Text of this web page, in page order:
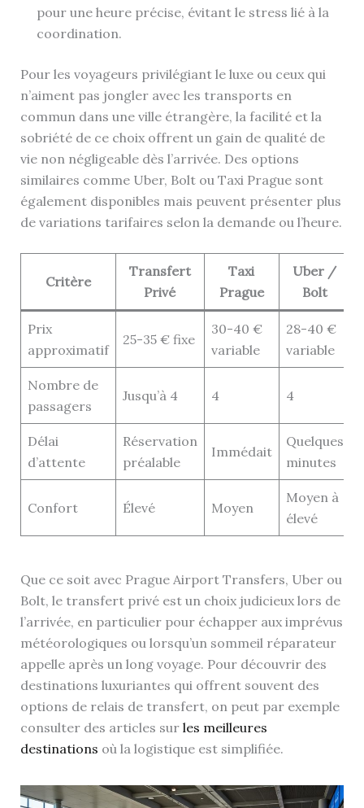
pour une heure précise, évitant le stress lié à la
coordination.
Pour les voyageurs privilégiant le luxe ou ceux qui
n’aiment pas jongler avec les transports en
commun dans une ville étrangère, la facilité et la
sobriété de ce choix offrent un gain de qualité de
vie non négligeable dès l’arrivée. Des options
similaires comme Uber, Bolt ou Taxi Prague sont
également disponibles mais peuvent présenter plus
de variations tarifaires selon la demande ou l’heure.
Critère
Transfert
Privé
Taxi
Prague
Uber /
Bolt
Prix
approximatif
25-35 € fixe
30-40 €
variable
28-40 €
variable
Nombre de
passagers
Jusqu’à 4 4 4
Délai
d’attente
Réservation
préalable
Immédait
Quelques
minutes
Confort Élevé Moyen
Moyen à
élevé
Que ce soit avec Prague Airport Transfers, Uber ou
Bolt, le transfert privé est un choix judicieux lors de
l’arrivée, en particulier pour échapper aux imprévus
météorologiques ou lorsqu’un sommeil réparateur
appelle après un long voyage. Pour découvrir des
destinations luxuriantes qui offrent souvent des
options de relais de transfert, on peut par exemple
consulter des articles sur les meilleures
destinations où la logistique est simplifiée.